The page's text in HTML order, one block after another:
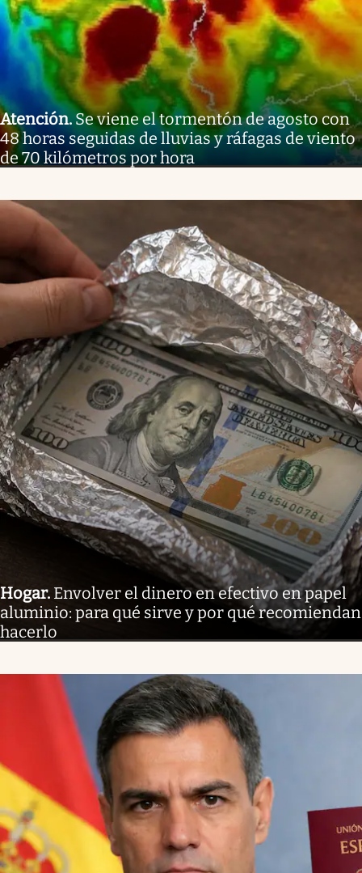
Atención.Se viene el tormentón de agosto con
48 horas seguidas de lluvias y ráfagas de viento
de 70 kilómetros por hora
Hogar. Envolver el dinero en efectivo en papel
aluminio: para qué sirve y por qué recomiendan
hacerlo